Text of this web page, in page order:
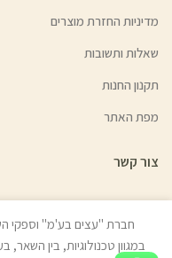
מדיניות החזרת מוצרים
שאלות ותשובות
תקנון החנות
מפת האתר
צור קשר
חברת "עצים בע'מ" וספקי
במגוון טכנולוגיות, בין